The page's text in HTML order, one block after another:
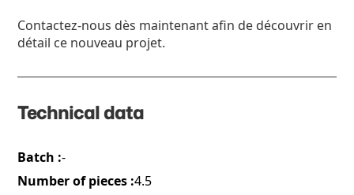
Contactez-nous dès maintenant afin de découvrir en
détail ce nouveau projet.
Technical data
Batch :-
Number of pieces :4.5